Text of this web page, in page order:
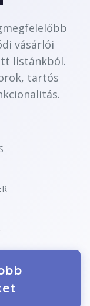
vásárlói
listánkból.
tartós